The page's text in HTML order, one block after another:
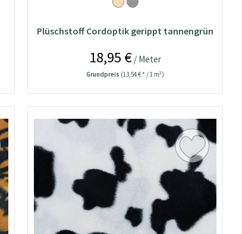
Plüschstoff Cordoptik gerippt tannengrün
18,95 € / Meter
Grundpreis (13,54 € * / 1 m²)